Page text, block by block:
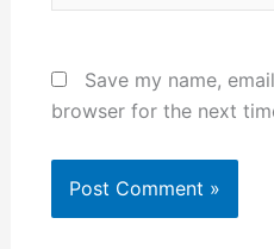
Save my name,
browser for the next